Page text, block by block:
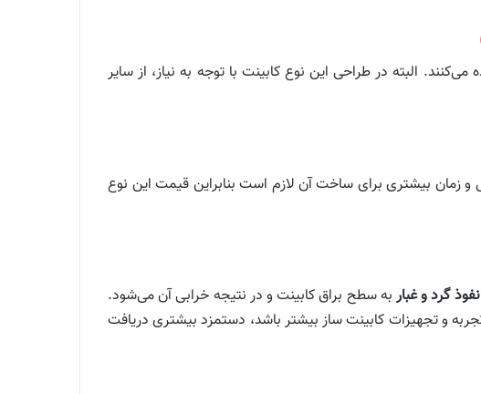
می‌کنند. البته در طراحی این نوع کابینت با توجه به نیاز، از سایر
و زمان بیشتری برای ساخت آن لازم است بنابراین قیمت این نوع
نفوذ گرد و غبار به سطح براق کابینت و در نتیجه خرابی آن می‌شود.
و تجهیزات کابینت ساز بیشتر باشد، دستمزد بیشتری دریافت